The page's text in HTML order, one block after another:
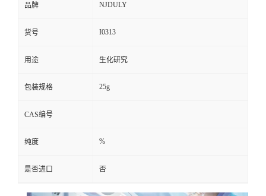
品牌 NJDULY
货号 I0313
用途 生化研究
包装规格 25g
CAS编号
纯度 %
是否进口 否